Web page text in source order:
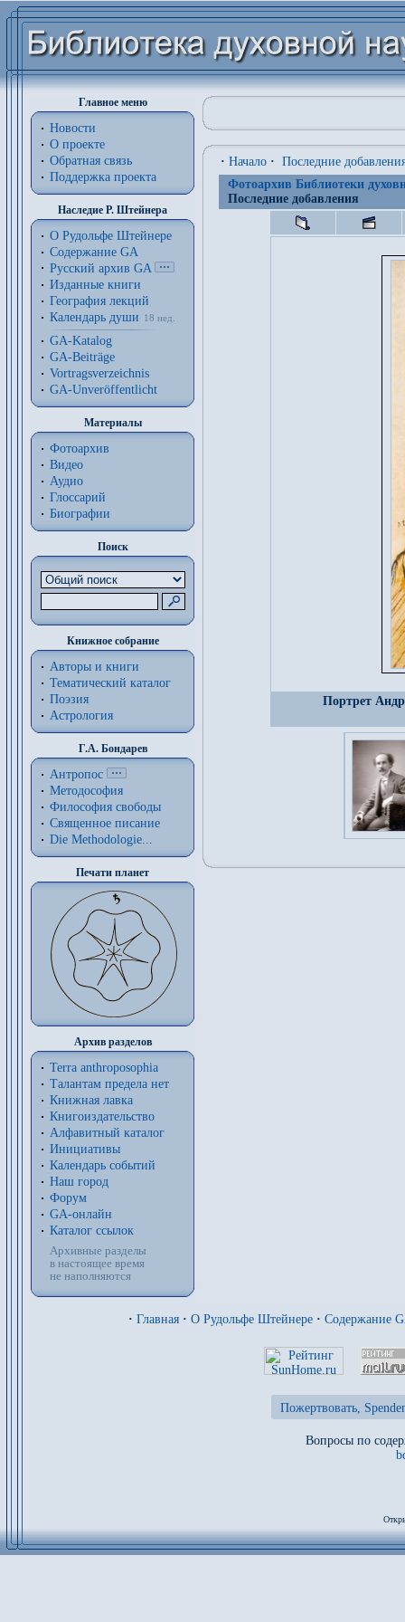
Главное меню
Новости
О проекте
Обратная связь
Поддержка проекта
Наследие Р. Штейнера
О Рудольфе Штейнере
Содержание GA
Русский архив GA
Изданные книги
География лекций
Календарь души
18 нед.
GA-Katalog
GA-Beiträge
Vortragsverzeichnis
GA-Unveröffentlicht
Материалы
Фотоархив
Видео
Аудио
Глоссарий
Биографии
Поиск
Книжное собрание
Авторы и книги
Тематический каталог
Поэзия
Астрология
Г.А. Бондарев
Антропос
Методософия
Философия cвободы
Священное писание
Die Methodologie...
Печати планет
Архив разделов
Terra anthroposophia
Талантам предела нет
Книжная лавка
Книгоиздательство
Алфавитный каталог
Инициативы
Календарь событий
Наш город
Форум
GA-онлайн
Каталог ссылок
Архивные разделы
в настоящее время
не наполняются
· Начало · Последние
Фотоархив Библиотеки
Последние добавления
Портрет
· Главная · О Рудольфе Штейнере · Содержание
Пожертвовать,
Вопросы по